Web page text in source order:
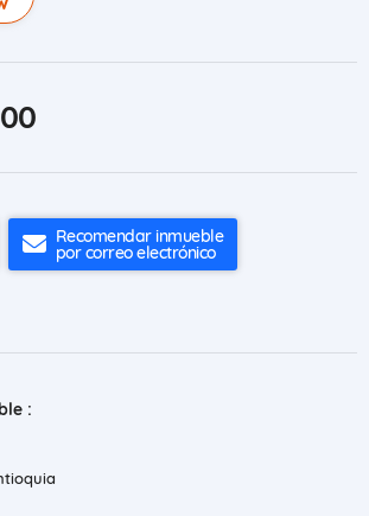
Recomendar inmueble
por correo electrónico
: